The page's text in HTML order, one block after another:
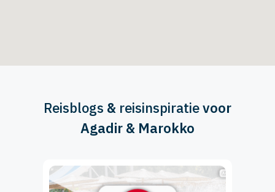
Reisblogs & reisinspiratievoor
Agadir & Marokko